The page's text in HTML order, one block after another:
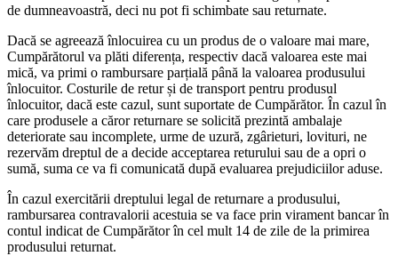
de dumneavoastră, deci nu pot fi schimbate sau returnate.
Dacă se agreează înlocuirea cu un produs de o valoare mai mare,
Cumpărătorul va plăti diferența, respectiv dacă valoarea este mai
mică, va primi o rambursare parțială până la valoarea produsului
înlocuitor. Costurile de retur și de transport pentru produsul
înlocuitor, dacă este cazul, sunt suportate de Cumpărător. În cazul în
care produsele a căror returnare se solicită prezintă ambalaje
deteriorate sau incomplete, urme de uzură, zgârieturi, lovituri, ne
rezervăm dreptul de a decide acceptarea returului sau de a opri o
sumă, suma ce va fi comunicată după evaluarea prejudiciilor aduse.
În cazul exercitării dreptului legal de returnare a produsului,
rambursarea contravalorii acestuia se va face prin virament bancar în
contul indicat de Cumpărător în cel mult 14 de zile de la primirea
produsului returnat.